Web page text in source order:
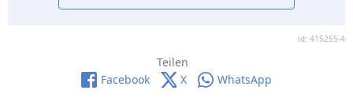
id: 415255-4
Teilen
Facebook
X WhatsApp